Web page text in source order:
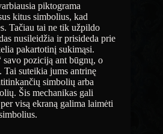
piktograma
kitus simbolius, kad
Tačiau tai ne tik užpildo
nusileidžia ir prisideda prie
pakartotinį sukimąsi.
poziciją ant būgnų, o
suteikia jums antrinę
simbolių arba
Šis mechanikas gali
visą ekraną galima laimėti